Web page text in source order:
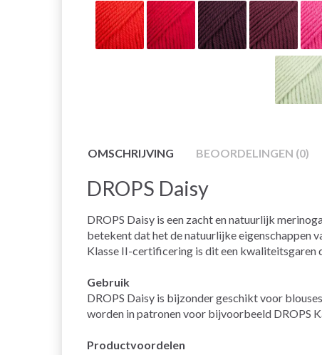
OMSCHRIJVING BEOORDELINGEN (0)
DROPS Daisy
DROPS Daisy is een zacht en natuurlijk
betekent dat het de natuurlijke eigenschappen
Klasse II-certificering is dit een
Gebruik
DROPS Daisy is bijzonder geschikt voor
worden in patronen voor bijvoorbeeld DROPS
Productvoordelen